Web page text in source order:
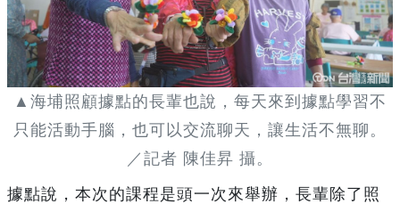
▲海埔照顧據點的長輩也說，每天來到據點學習不
只能活動手腦，也可以交流聊天，讓生活不無聊。
／記者 陳佳昇 攝。
據點說，本次的課程是頭一次來舉辦，長輩除了照